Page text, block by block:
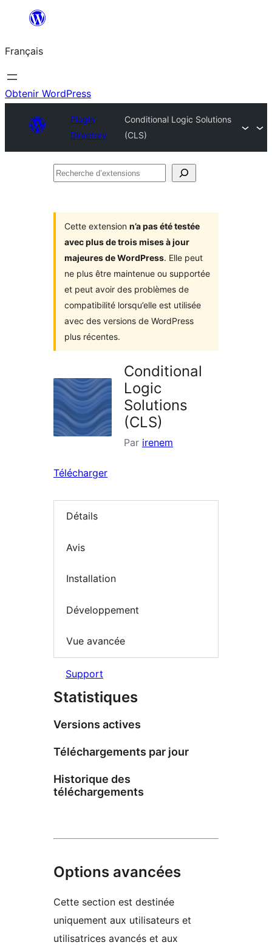
contenu
Français
Obtenir WordPress
Plugin
Directory
Conditional Logic Solutions
(CLS)
Recherche
Cette extension n’a pas été testée
avec plus de trois mises à jour
majeures de WordPress. Elle peut
ne plus être maintenue ou supportée
et peut avoir des problèmes de
compatibilité lorsqu’elle est utilisée
avec des versions de WordPress
plus récentes.
Conditional
Logic
Solutions
(CLS)
Par irenem
Télécharger
Détails
Avis
Installation
Développement
Vue avancée
Support
Statistiques
Versions actives
Téléchargements par jour
Historique des
téléchargements
Options avancées
Cette section est destinée
uniquement aux utilisateurs et
utilisatrices avancés et aux